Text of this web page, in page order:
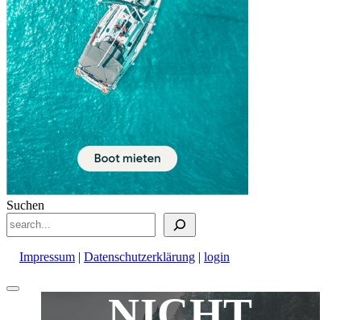
Suchen
Impressum | Datenschutzerklärung | login
Nach